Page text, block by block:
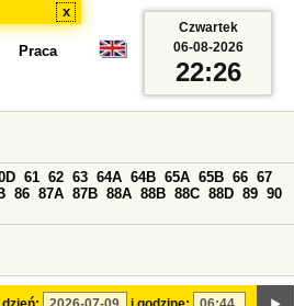
x
Praca
61 62 63 64A 64B 65A 65B 66 67
86 87A 87B 88A 88B 88C 88D 89 90
Czwartek
06-08-2026
22:26